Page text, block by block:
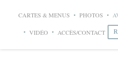
Le Bistrot du Maquis
CARTES & MENUS PHOTOS
VIDÉO ((OUVRE UNE
ACCÈS/CONTACT